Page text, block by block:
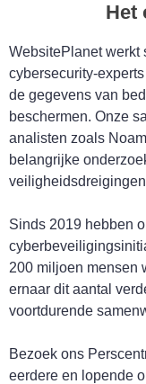
Het
WebsitePlanet werkt
cybersecurity-
de gegevens van
beschermen. Onze
analisten zoals
belangrijke
Sinds 2019 hebben
200 miljoen mensen
ernaar dit aantal
voortdurende
Bezoek ons
eerdere en lopende